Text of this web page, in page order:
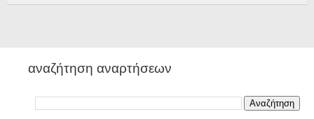
αναζήτηση αναρτήσεων